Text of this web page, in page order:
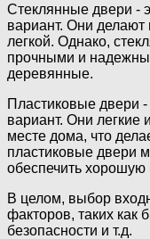
Стеклянные двери -
вариант. Они делают
легкой. Однако,
прочными и
деревянные.
Пластиковые двери
вариант. Они легкие
месте дома, что
пластиковые двери
обеспечить
В целом, выбор
факторов, таких как
безопасности и т.д.